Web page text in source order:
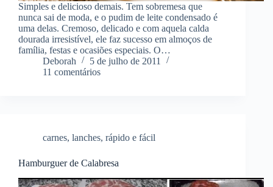
Simples e delicioso demais. Tem sobremesa que
nunca sai de moda, e o pudim de leite condensado é
uma delas. Cremoso, delicado e com aquela calda
dourada irresistível, ele faz sucesso em almoços de
família, festas e ocasiões especiais. O…
Deborah
5 de julho de 2011
11 comentários
carnes, lanches, rápido e fácil
Hamburguer de Calabresa